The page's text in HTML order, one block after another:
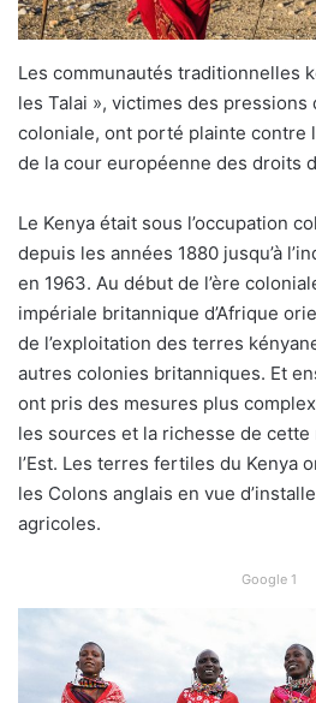
Les communautés traditionnelles
les Talai », victimes des pressions
coloniale, ont porté plainte contre
de la cour européenne des droits
Le Kenya était sous l’occupation
depuis les années 1880 jusqu’à
en 1963. Au début de l’ère
impériale britannique d’Afrique
de l’exploitation des terres
autres colonies britanniques. Et
ont pris des mesures plus
les sources et la richesse de cette
l’Est. Les terres fertiles du Kenya
les Colons anglais en vue
agricoles.
Google 1